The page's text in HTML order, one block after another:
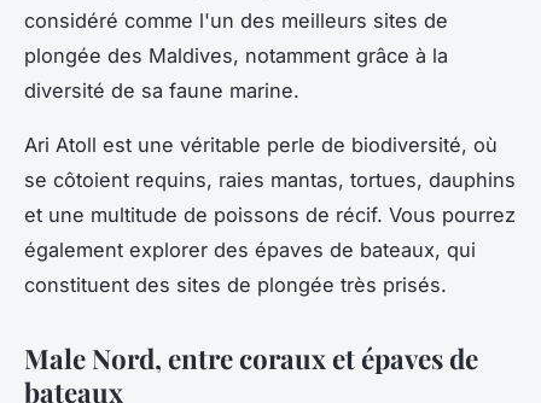
considéré comme l'un des meilleurs sites de
plongée des Maldives, notamment grâce à la
diversité de sa faune marine.
Ari Atoll est une véritable perle de biodiversité, où
se côtoient requins, raies mantas, tortues, dauphins
et une multitude de poissons de récif. Vous pourrez
également explorer des épaves de bateaux, qui
constituent des sites de plongée très prisés.
Male Nord, entre coraux et épaves de
bateaux